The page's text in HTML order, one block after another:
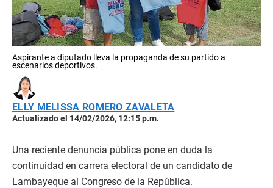
Aspirante a diputado lleva la propaganda de su partido a
escenarios deportivos.
ELLY MELISSA ROMERO ZAVALETA
Actualizado el 14/02/2026, 12:15 p.m.
Una reciente denuncia pública pone en duda la
continuidad en carrera electoral de un candidato de
Lambayeque al Congreso de la República.